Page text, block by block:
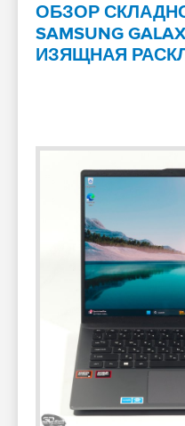
ОБЗОР
SAMSUNG
ИЗЯЩНАЯ